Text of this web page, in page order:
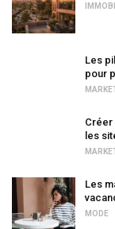
Les
pour
Créer
les
Les
MODE